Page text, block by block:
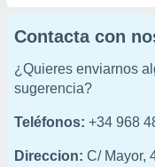
Para
su
u
datos
en
en
Contacta con
¿Quieres enviarnos
sugerencia?
Teléfonos: +34 968
Direccion: C/ Mayor,